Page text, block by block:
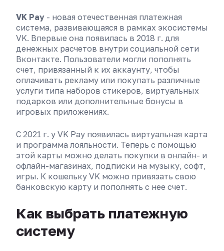
VK Pay - новая отечественная платежная
система, развивающаяся в рамках экосистемы
VK. Впервые она появилась в 2018 г. для
денежных расчетов внутри социальной сети
Вконтакте. Пользователи могли пополнять
счет, привязанный к их аккаунту, чтобы
оплачивать рекламу или покупать различные
услуги типа наборов стикеров, виртуальных
подарков или дополнительные бонусы в
игровых приложениях.
С 2021 г. у VK Pay появилась виртуальная карта
и программа лояльности. Теперь с помощью
этой карты можно делать покупки в онлайн- и
офлайн-магазинах, подписки на музыку, софт,
игры. К кошельку VK можно привязать свою
банковскую карту и пополнять с нее счет.
Как выбрать платежную
систему